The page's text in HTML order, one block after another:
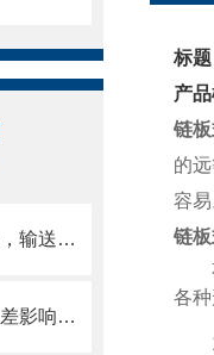
机床链板式排屑机输送效率高，输送速度选择范围大
机床链板式排屑机出现链板偏差影响效率了怎么办？
标
产
链
的
容
链
各